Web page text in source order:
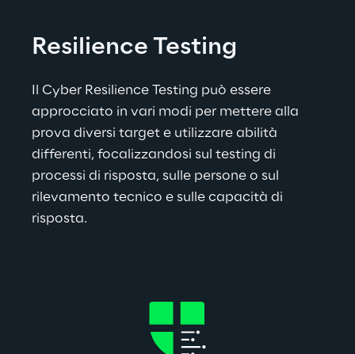
Resilience Testing
Il Cyber Resilience Testing può essere
approcciato in vari modi per mettere alla
prova diversi target e utilizzare abilità
differenti, focalizzandosi sul testing di
processi di risposta, sulle persone o sul
rilevamento tecnico e sulle capacità di
risposta.